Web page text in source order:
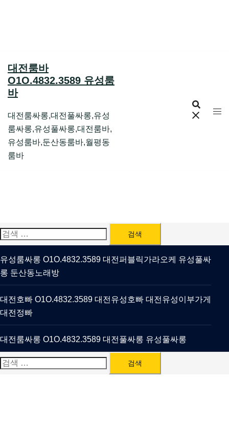
대전룸바
O1O.4832.3589 유성룸
바
대전룸싸롱,대전풀싸롱,유성
룸싸롱,유성풀싸롱,대전룸바,
유성룸바,둔산동룸바,월평동
룸바
검
색:
유성룸싸롱 O1O.4832.3589 대전퍼블릭가라오케 유성풀싸
롱 둔산동노래방
대전호빠 O1O.4832.3589 대전유성호빠 대전유성이부가게
대전정빠
대전룸싸롱 O1O.4832.3589 대전풀싸롱 유성풀싸롱
검